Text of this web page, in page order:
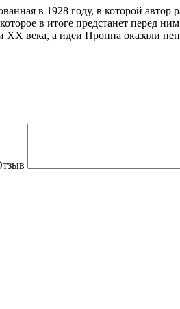
в 1928 году, в которой автор
в итоге предстанет перед
века, а идеи Проппа оказали